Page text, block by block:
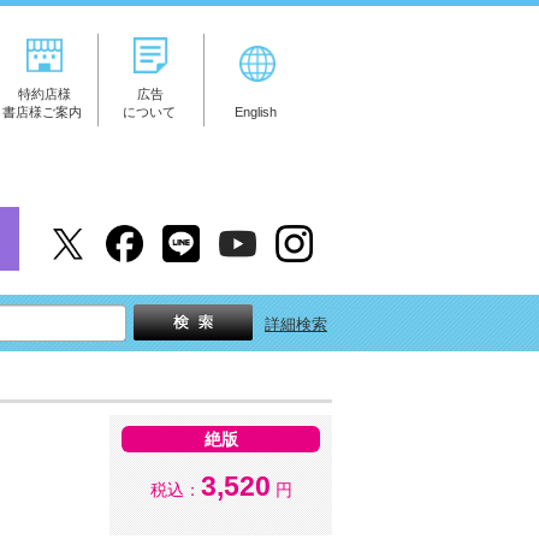
特約店様
書店様ご案内
広告
について
English
詳細検索
絶版
税込： 3,520 円